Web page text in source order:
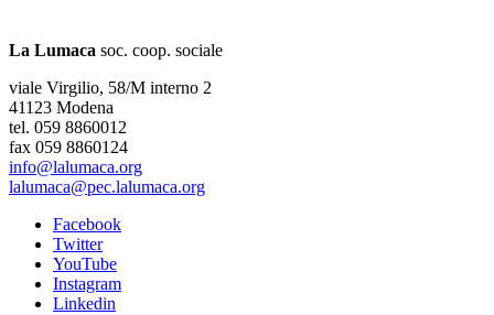
La Lumaca soc. coop. sociale
viale Virgilio, 58/M interno 2
41123 Modena
tel. 059 8860012
fax 059 8860124
info@lalumaca.org
lalumaca@pec.lalumaca.org
Facebook
Twitter
YouTube
Instagram
Linkedin